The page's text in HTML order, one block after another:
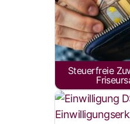
Steuerfreie